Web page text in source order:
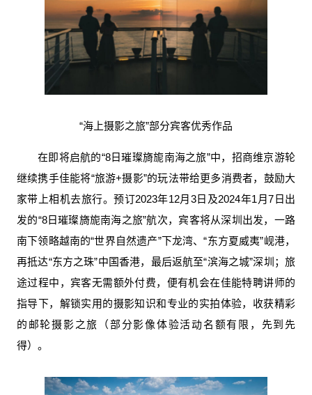
“海上摄影之旅”部分宾客优秀作品
在即将启航的“8日璀璨旖旎南海之旅”中，招商维京游轮
继续携手佳能将“旅游+摄影”的玩法带给更多消费者，鼓励大
家带上相机去旅行。预订2023年12月3日及2024年1月7日出
发的“8日璀璨旖旎南海之旅”航次，宾客将从深圳出发，一路
南下领略越南的“世界自然遗产”下龙湾、“东方夏威夷”岘港，
再抵达“东方之珠”中国香港，最后返航至“滨海之城”深圳；旅
途过程中，宾客无需额外付费，便有机会在佳能特聘讲师的
指导下，解锁实用的摄影知识和专业的实拍体验，收获精彩
的邮轮摄影之旅（部分影像体验活动名额有限，先到先
得）。